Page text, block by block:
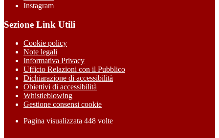
Instagram
Sezione Link Utili
Cookie policy
Note legali
Informativa Privacy
Ufficio Relazioni con il Pubblico
Dichiarazione di accessibilità
Obiettivi di accessibilità
Whistleblowing
Gestione consensi cookie
Pagina visualizzata 448 volte